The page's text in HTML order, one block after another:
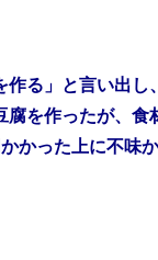
作る」と言い出
腐を作ったが、食
かった上に不味